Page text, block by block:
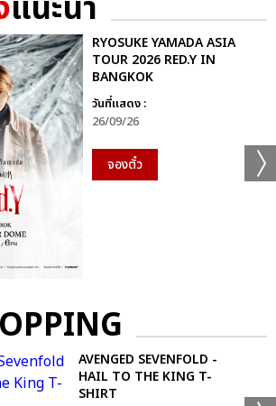
RYOSUKE YAMADA ASIA
TOUR 2026 RED.Y IN
BANGKOK
วันที่แสดง :
26/09/26
จองตั๋ว
AVENGED SEVENFOLD -
HAIL TO THE KING T-
SHIRT